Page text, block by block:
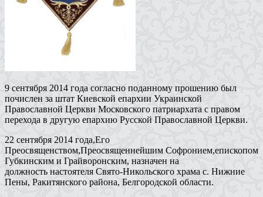
9 сентября 2014 года согласно поданному прошению был
почислен за штат Киевской епархии Украинской
Православной Церкви Московского патриархата с правом
перехода в другую епархию Русской Православной Церкви.
22 сентября 2014 года,Его
Преосвященством,Преосвященнейшим Софронием,епископом
Губкинским и Грайворонским, назначен на
должность настоятеля Свято-Никольского храма с. Нижние
Пены, Ракитянского района, Белгородской области.